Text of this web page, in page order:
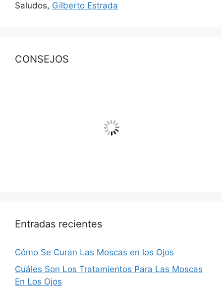
Saludos, Gilberto Estrada
CONSEJOS
Entradas recientes
Cómo Se Curan Las Moscas en los Ojos
Cuáles Son Los Tratamientos Para Las Moscas
En Los Ojos